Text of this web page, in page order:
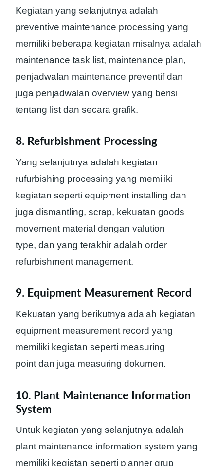
Kegiatan yang selanjutnya adalah
preventive maintenance processing yang
memiliki beberapa kegiatan misalnya adalah
maintenance task list, maintenance plan,
penjadwalan maintenance preventif dan
juga penjadwalan overview yang berisi
tentang list dan secara grafik.
8. Refurbishment Processing
Yang selanjutnya adalah kegiatan
rufurbishing processing yang memiliki
kegiatan seperti equipment installing dan
juga dismantling, scrap, kekuatan goods
movement material dengan valution
type, dan yang terakhir adalah order
refurbishment management.
9. Equipment Measurement Record
Kekuatan yang berikutnya adalah kegiatan
equipment measurement record yang
memiliki kegiatan seperti measuring
point dan juga measuring dokumen.
10. Plant Maintenance Information
System
Untuk kegiatan yang selanjutnya adalah
plant maintenance information system yang
memiliki kegiatan seperti planner grup